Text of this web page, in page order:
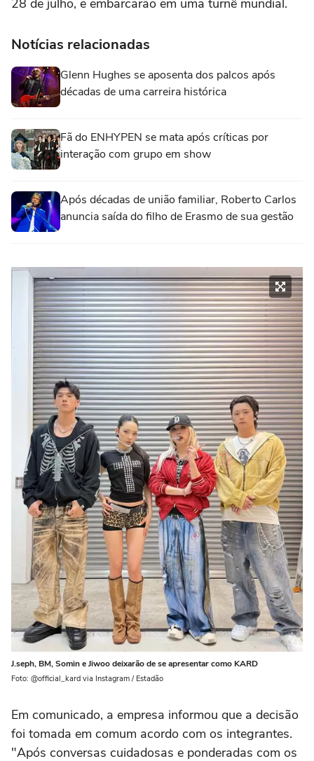
28 de julho, e embarcarão em uma turnê mundial.
Notícias relacionadas
Glenn Hughes se aposenta dos palcos após
décadas de uma carreira histórica
Fã do ENHYPEN se mata após críticas por
interação com grupo em show
Após décadas de união familiar, Roberto Carlos
anuncia saída do filho de Erasmo de sua gestão
J.seph, BM, Somin e Jiwoo deixarão de se apresentar como KARD
Foto: @official_kard via Instagram / Estadão
Em comunicado, a empresa informou que a decisão
foi tomada em comum acordo com os integrantes.
"Após conversas cuidadosas e ponderadas com os